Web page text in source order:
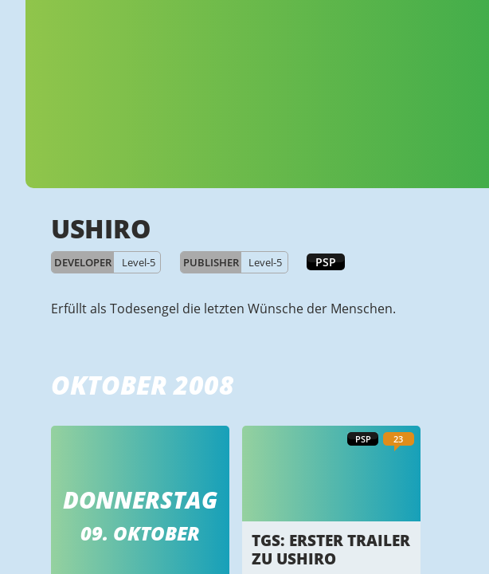
USHIRO
DEVELOPER Level-5 PUBLISHER Level-5 PSP
Erfüllt als Todesengel die letzten Wünsche der Menschen.
OKTOBER 2008
DONNERSTAG
09. OKTOBER
PSP 23
TGS: ERSTER TRAILER
ZU USHIRO